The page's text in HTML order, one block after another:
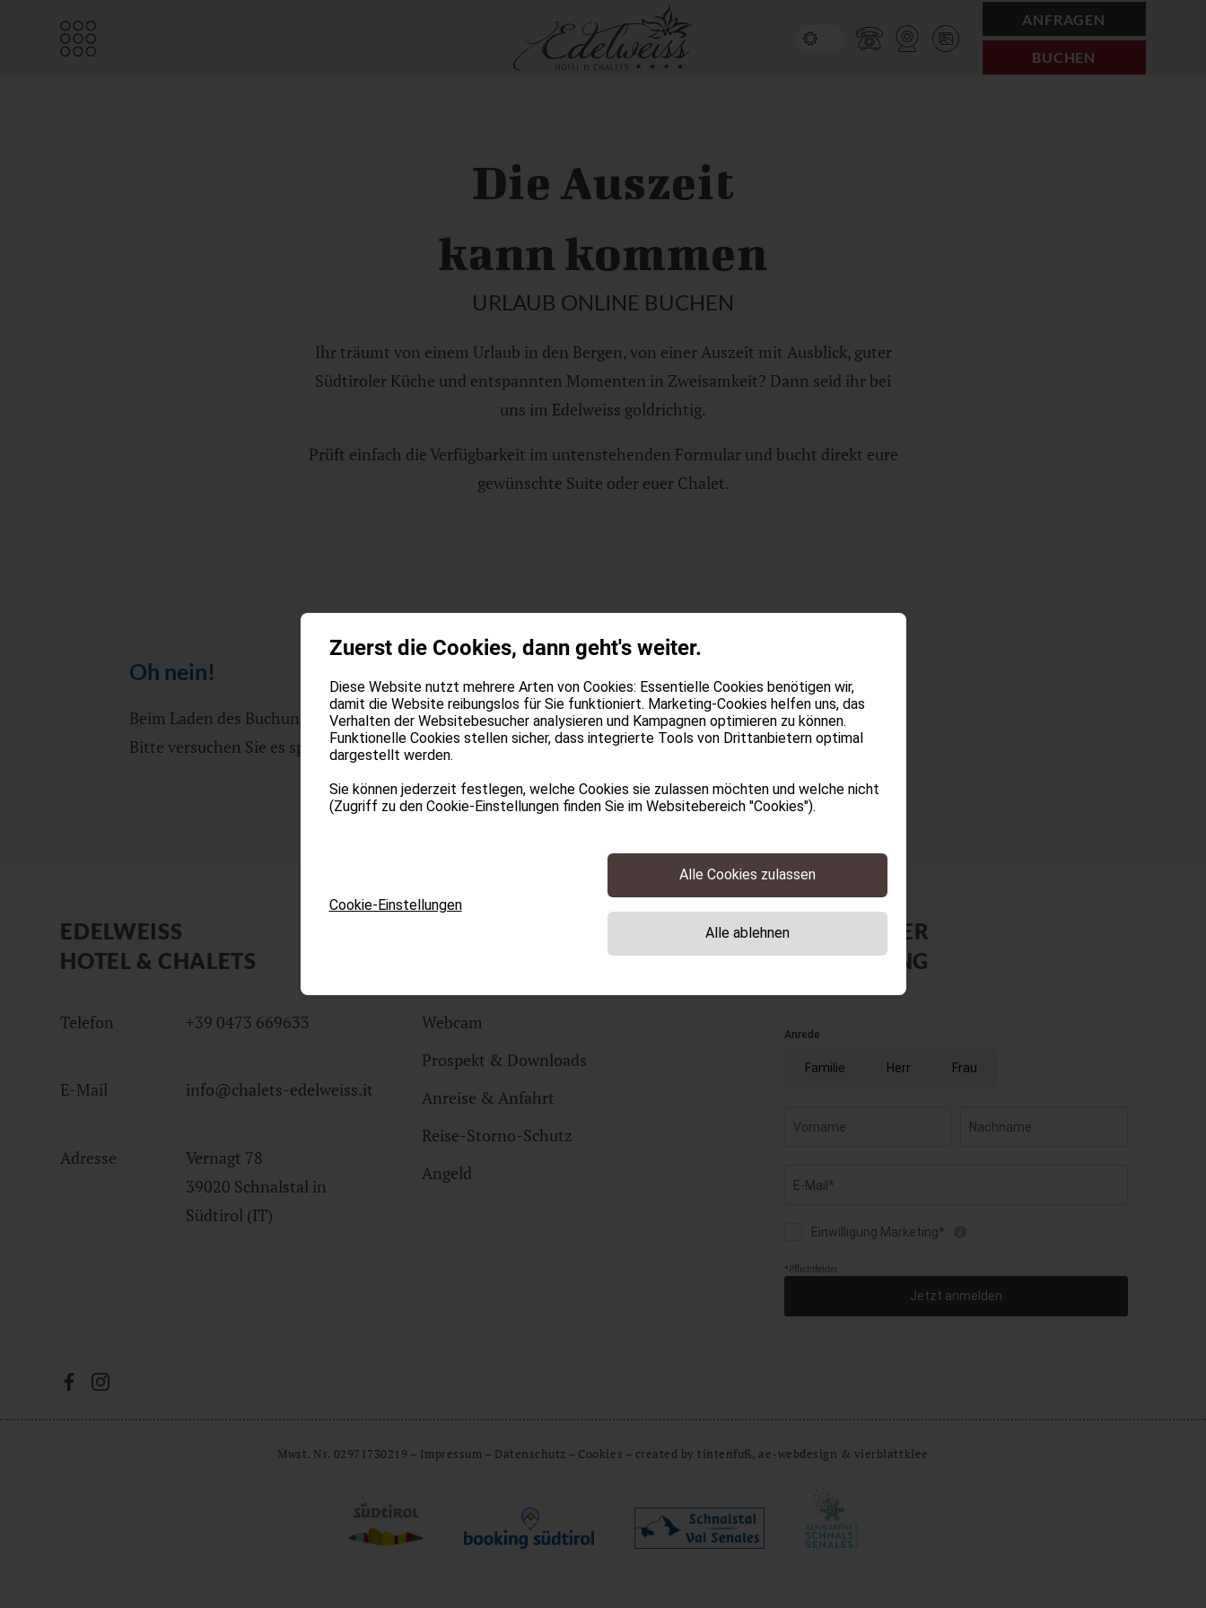
ANFRAGEN
BUCHEN
ANFRAGEN
Die Auszeit
kann kommen
URLAUB ONLINE BUCHEN
Ihr träumt von einem Urlaub in den Bergen, von einer Auszeit mit Ausblick, guter
Südtiroler Küche und entspannten Momenten in Zweisamkeit? Dann seid ihr bei
uns im Edelweiss goldrichtig.
Prüft einfach die Verfügbarkeit im untenstehenden Formular und bucht direkt eure
gewünschte Suite oder euer Chalet.
Oh nein!
Beim Laden des Buchungs-Widgets ist ein unerwarteter Fehler aufgetreten.
Bitte versuchen Sie es später erneut.
EDELWEISS
HOTEL & CHALETS
Telefon +39 0473 669633
E-Mail info@chalets-edelweiss.it
Adresse
Vernagt 78
39020 Schnalstal in
Südtirol (IT)
Webcam
Prospekt & Downloads
Anreise & Anfahrt
Reise-Storno-Schutz
Angeld
NEWSLETTER
ANMELDUNG
Mwst. Nr. 02971730219 – Impressum – Datenschutz – Cookies – created by tintenfuß, ae-webdesign & vierblattklee
Zuerst die Cookies, dann geht's weiter.
Diese Website nutzt mehrere Arten von Cookies: Essentielle Cookies benötigen wir,
damit die Website reibungslos für Sie funktioniert. Marketing-Cookies helfen uns, das
Verhalten der Websitebesucher analysieren und Kampagnen optimieren zu können.
Funktionelle Cookies stellen sicher, dass integrierte Tools von Drittanbietern optimal
dargestellt werden.
Sie können jederzeit festlegen, welche Cookies sie zulassen möchten und welche nicht
(Zugriff zu den Cookie-Einstellungen finden Sie im Websitebereich "Cookies").
Cookie-Einstellungen
Alle Cookies zulassen
Alle ablehnen